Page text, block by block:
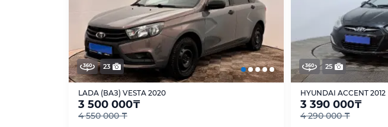
23
LADA (ВАЗ) VESTA 2020
3 500 000₸
4 550 000 ₸
25
HYUNDAI ACCENT 2012
3 390 000₸
4 290 000 ₸